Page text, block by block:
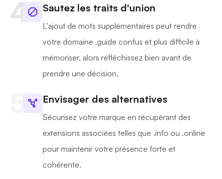
Sautez les traits d'union
L'ajout de mots supplémentaires peut rendre
votre domaine .guide confus et plus difficile à
mémoriser, alors réfléchissez bien avant de
prendre une décision.
Envisager des alternatives
Sécurisez votre marque en récupérant des
extensions associées telles que .info ou .online
pour maintenir votre présence forte et
cohérente.